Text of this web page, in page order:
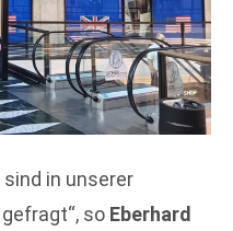
in unserer
so Eberhard